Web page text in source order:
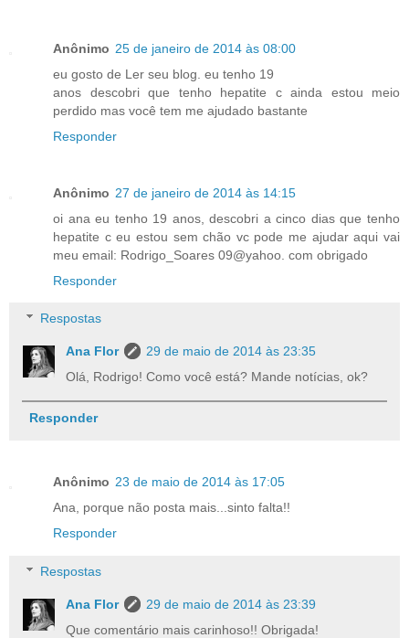
Anônimo 25 de janeiro de 2014 às 08:00
eu gosto de Ler seu blog. eu tenho 19
anos descobri que tenho hepatite c ainda estou meio
perdido mas você tem me ajudado bastante
Responder
Anônimo 27 de janeiro de 2014 às 14:15
oi ana eu tenho 19 anos, descobri a cinco dias que tenho
hepatite c eu estou sem chão vc pode me ajudar aqui vai
meu email: Rodrigo_Soares 09@yahoo. com obrigado
Responder
Respostas
Ana Flor
29 de maio de 2014 às 23:35
Olá, Rodrigo! Como você está? Mande notícias, ok?
Responder
Anônimo 23 de maio de 2014 às 17:05
Ana, porque não posta mais...sinto falta!!
Responder
Respostas
Ana Flor
29 de maio de 2014 às 23:39
Que comentário mais carinhoso!! Obrigada!